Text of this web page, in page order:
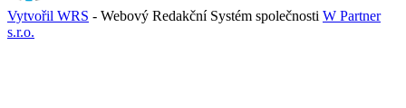
Vytvořil WRS - Webový Redakční Systém společnosti W Partner
s.r.o.